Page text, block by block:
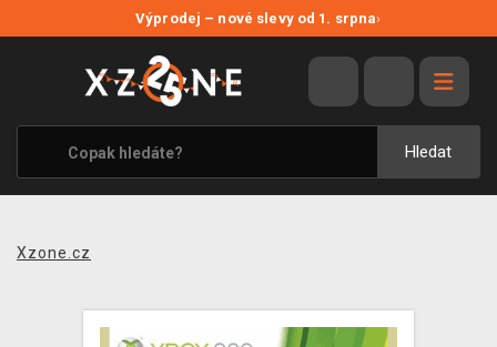
Výprodej – nové slevy od 1. srpna›
Hledat
VÝPRODEJ
VIDEOHRY
XZONE ORIGINALS
TÉMATIKY
SPOLEČENSKÉ HRY
Xzone.cz